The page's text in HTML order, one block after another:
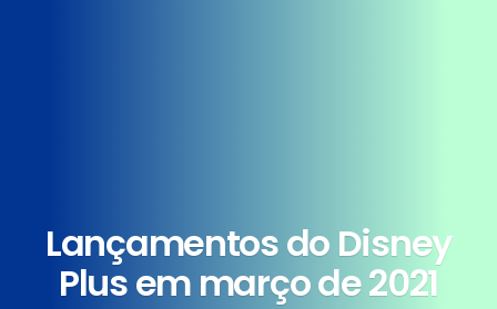
Lançamentos do Disney
Plus em março de 2021